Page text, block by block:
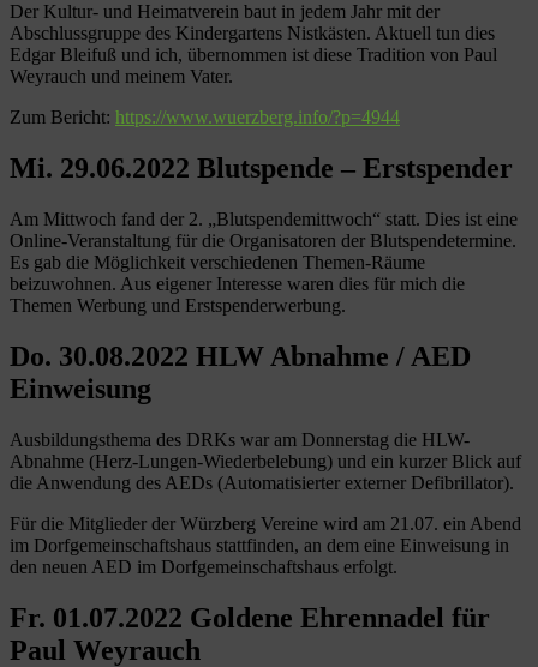
Der Kultur- und Heimatverein baut in jedem Jahr mit der
Abschlussgruppe des Kindergartens Nistkästen. Aktuell tun dies
Edgar Bleifuß und ich, übernommen ist diese Tradition von Paul
Weyrauch und meinem Vater.
Zum Bericht: https://www.wuerzberg.info/?p=4944
Mi. 29.06.2022 Blutspende – Erstspender
Am Mittwoch fand der 2. „Blutspendemittwoch“ statt. Dies ist eine
Online-Veranstaltung für die Organisatoren der Blutspendetermine.
Es gab die Möglichkeit verschiedenen Themen-Räume
beizuwohnen. Aus eigener Interesse waren dies für mich die
Themen Werbung und Erstspenderwerbung.
Do. 30.08.2022 HLW Abnahme / AED
Einweisung
Ausbildungsthema des DRKs war am Donnerstag die HLW-
Abnahme (Herz-Lungen-Wiederbelebung) und ein kurzer Blick auf
die Anwendung des AEDs (Automatisierter externer Defibrillator).
Für die Mitglieder der Würzberg Vereine wird am 21.07. ein Abend
im Dorfgemeinschaftshaus stattfinden, an dem eine Einweisung in
den neuen AED im Dorfgemeinschaftshaus erfolgt.
Fr. 01.07.2022 Goldene Ehrennadel für
Paul Weyrauch